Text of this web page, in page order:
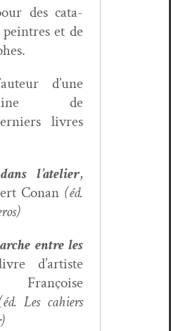
des cat­a­
et de
d’une
de
livres
l’atelier,
Conan (éd.
entre les
d’artiste
Les cahiers